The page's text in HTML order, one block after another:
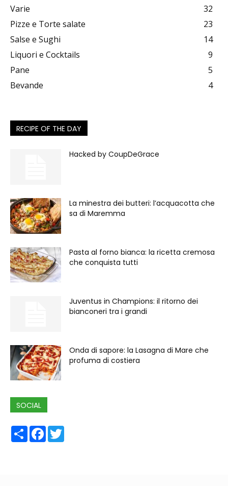
Varie
32
Pizze e Torte salate
23
Salse e Sughi
14
Liquori e Cocktails
9
Pane
5
Bevande
4
RECIPE OF THE DAY
Hacked by CoupDeGrace
La minestra dei butteri: l’acquacotta che
sa di Maremma
Pasta al forno bianca: la ricetta cremosa
che conquista tutti
Juventus in Champions: il ritorno dei
bianconeri tra i grandi
Onda di sapore: la Lasagna di Mare che
profuma di costiera
SOCIAL
ShareFacebook